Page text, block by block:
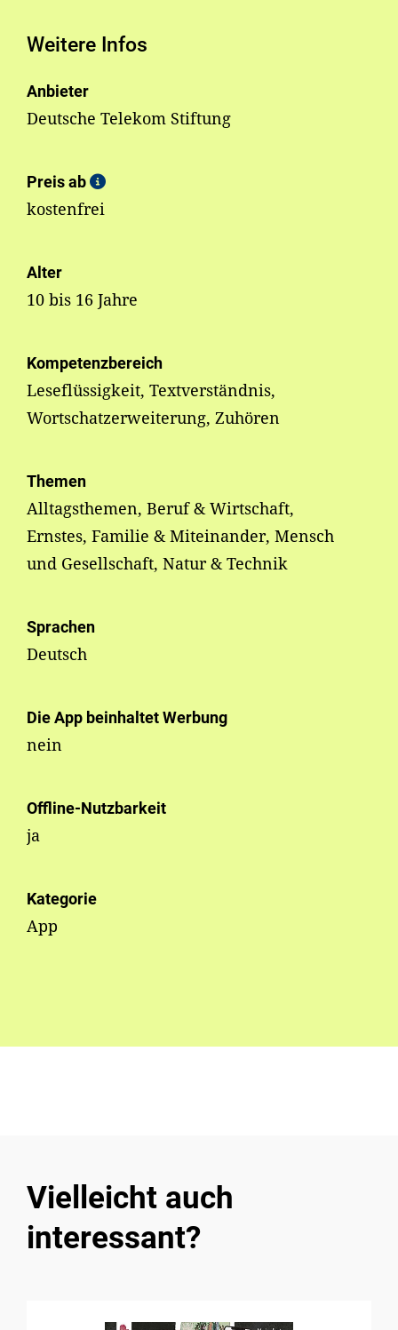
Weitere Infos
Anbieter
Deutsche Telekom Stiftung
Preis ab
kostenfrei
Alter
10 bis 16 Jahre
Kompetenzbereich
Leseflüssigkeit, Textverständnis,
Wortschatzerweiterung, Zuhören
Themen
Alltagsthemen, Beruf & Wirtschaft,
Ernstes, Familie & Miteinander, Mensch
und Gesellschaft, Natur & Technik
Sprachen
Deutsch
Die App beinhaltet Werbung
nein
Offline-Nutzbarkeit
ja
Kategorie
App
Vielleicht auch
interessant?